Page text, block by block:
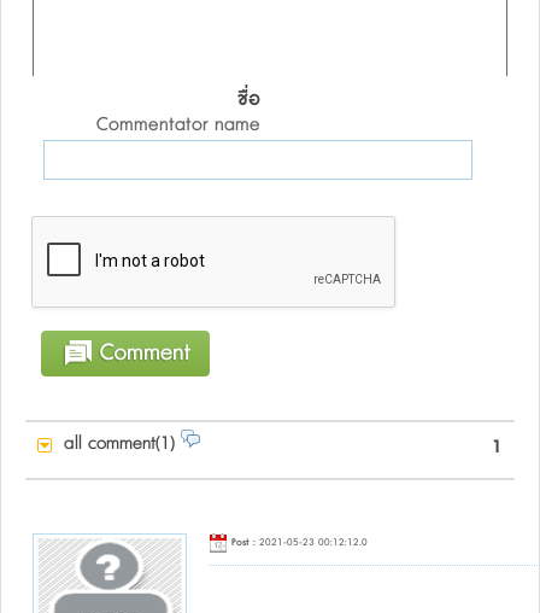
ชื่อ
Commentator name
all comment(1) 1
Post : 2021-05-23 00:12:12.0